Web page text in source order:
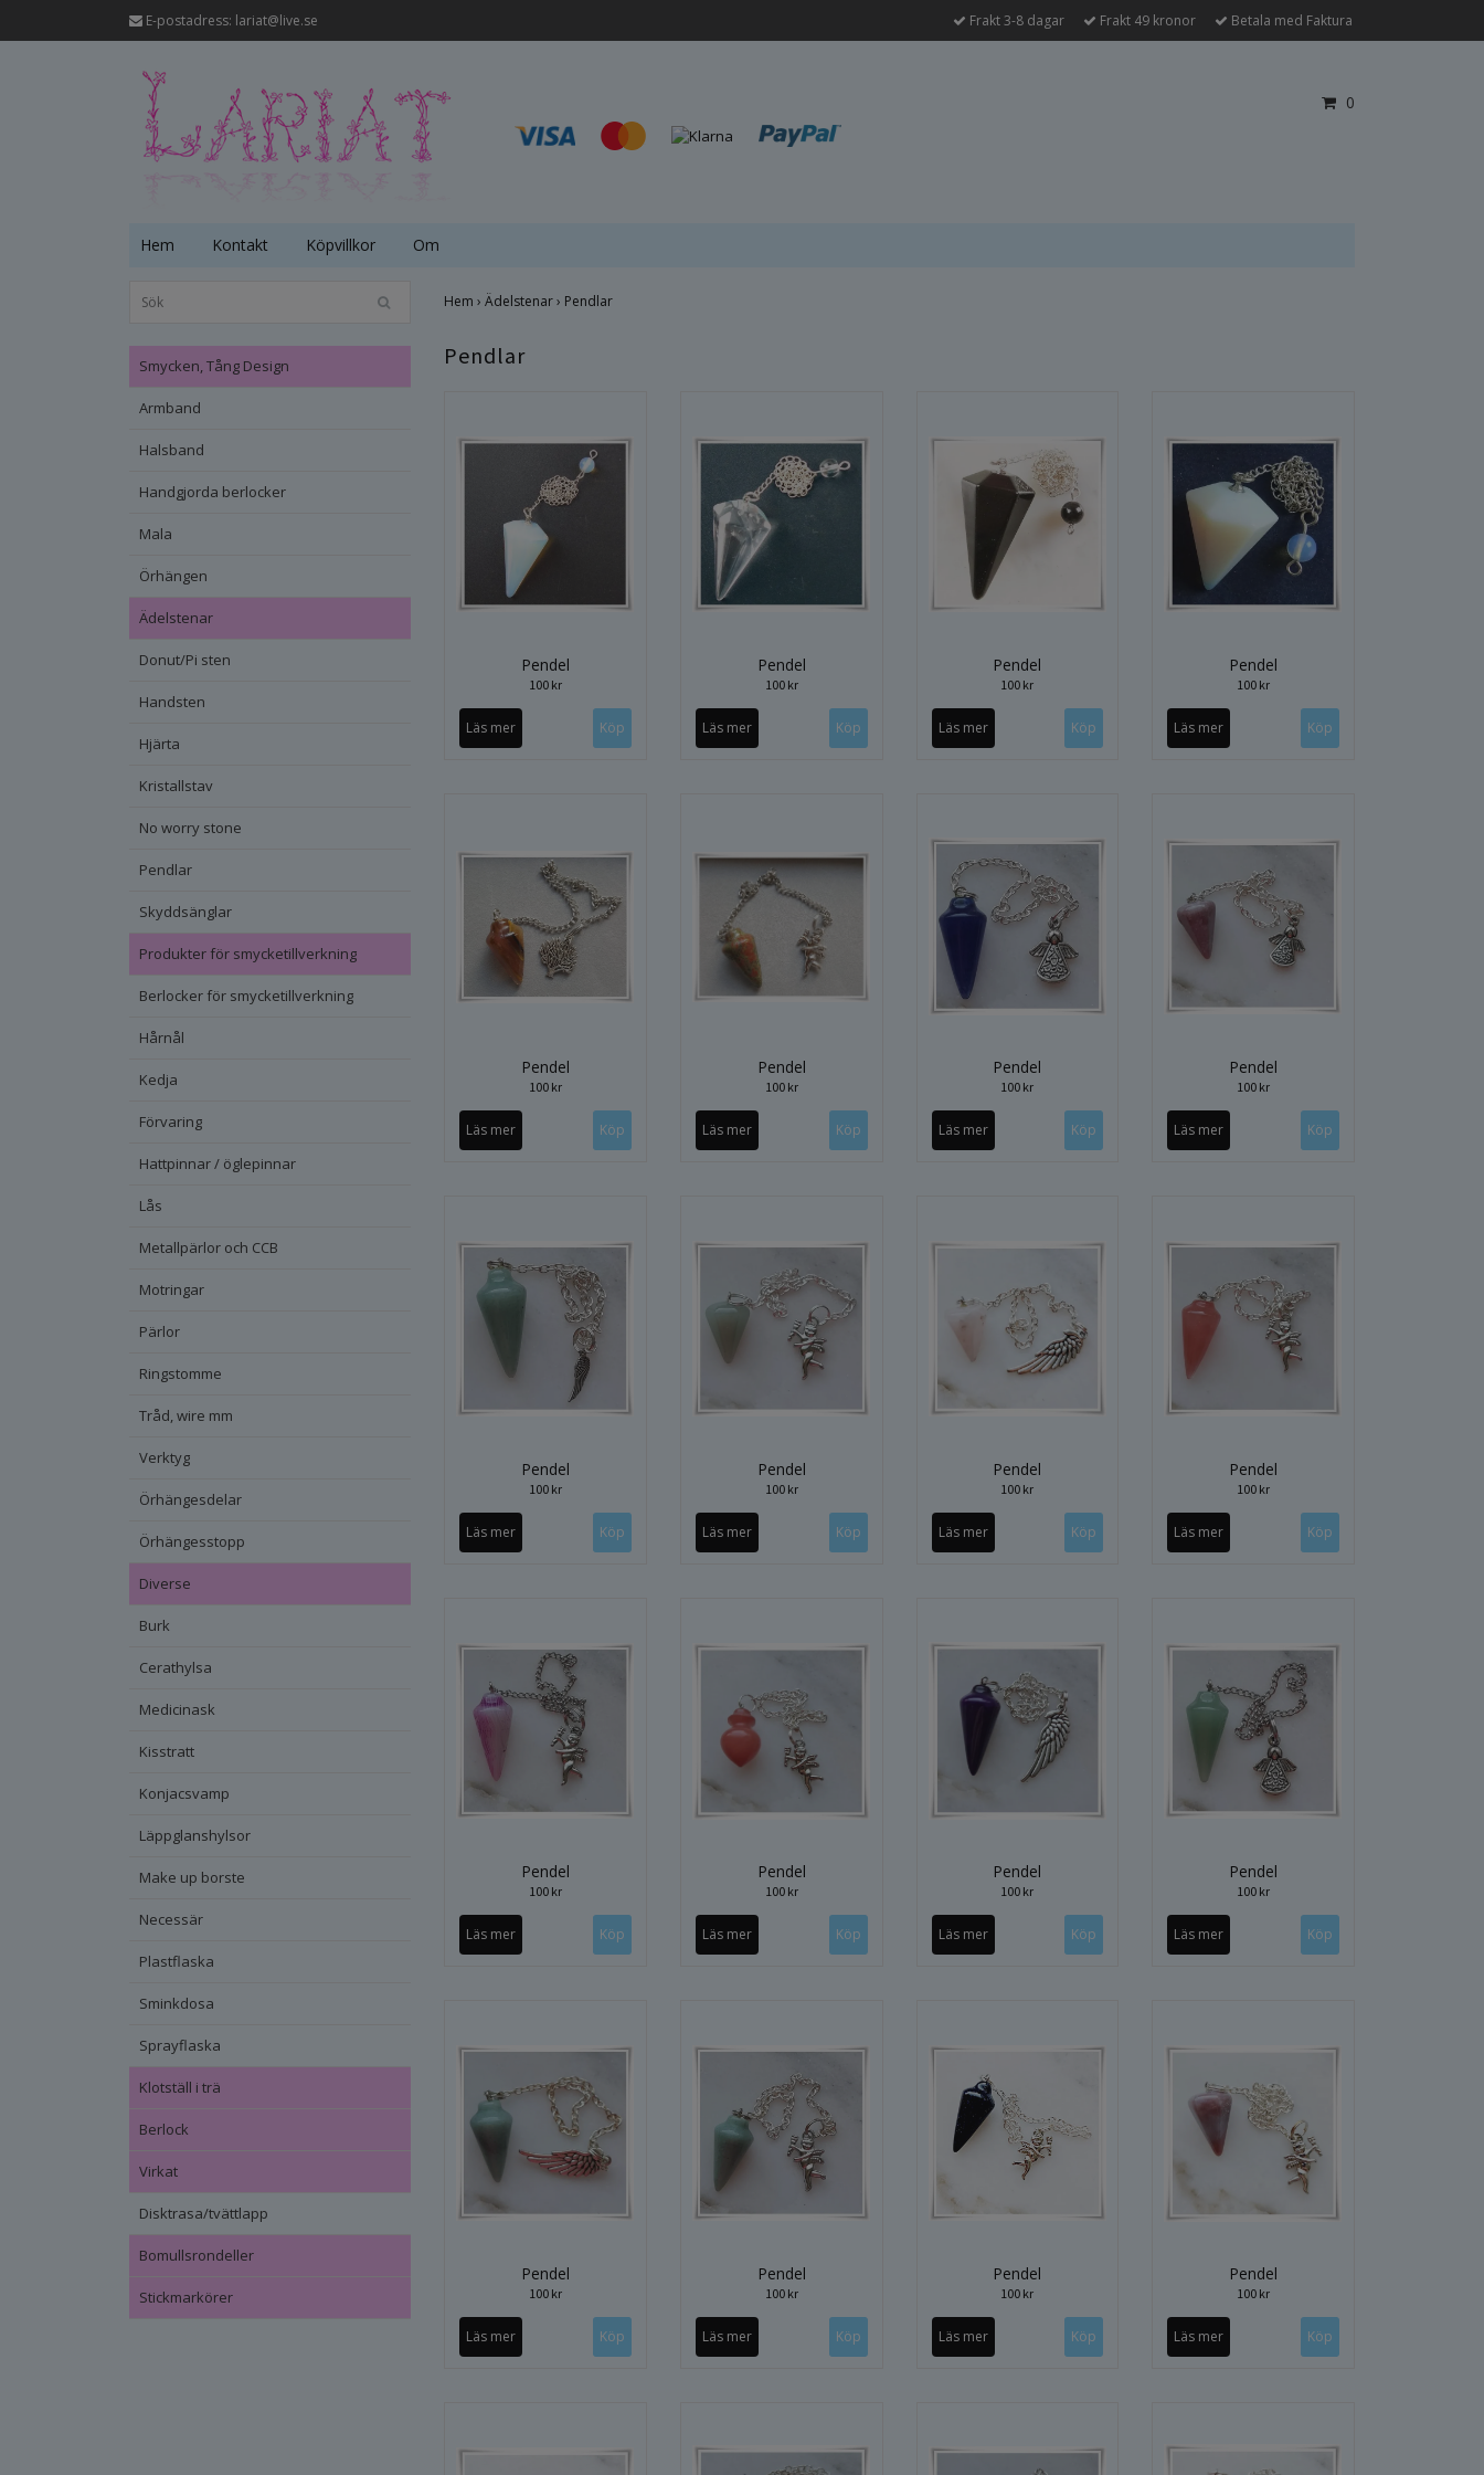
E-postadress: lariat@live.se Frakt 3-8 dagar Frakt 49 kronor Betala med Faktura
0
Hem Kontakt Köpvillkor Om
Smycken, Tång Design
Armband
Halsband
Handgjorda berlocker
Mala
Örhängen
Ädelstenar
Donut/Pi sten
Handsten
Hjärta
Kristallstav
No worry stone
Pendlar
Skyddsänglar
Produkter för smycketillverkning
Berlocker för smycketillverkning
Hårnål
Kedja
Förvaring
Hattpinnar / öglepinnar
Lås
Metallpärlor och CCB
Motringar
Pärlor
Ringstomme
Tråd, wire mm
Verktyg
Örhängesdelar
Örhängesstopp
Diverse
Burk
Cerathylsa
Medicinask
Kisstratt
Konjacsvamp
Läppglanshylsor
Make up borste
Necessär
Plastflaska
Sminkdosa
Sprayflaska
Klotställ i trä
Berlock
Virkat
Disktrasa/tvättlapp
Bomullsrondeller
Stickmarkörer
Hem › Ädelstenar› Pendlar
Pendlar
Pendel
100 kr
Läs mer
Pendel
100 kr
Läs mer
Pendel
100 kr
Läs mer
Pendel
100 kr
Läs mer
Pendel
100 kr
Läs mer
Pendel
100 kr
Läs mer
Pendel
100 kr
Läs mer
Pendel
100 kr
Läs mer
Pendel
100 kr
Läs mer
Pendel
100 kr
Läs mer
Pendel
100 kr
Läs mer
Pendel
100 kr
Läs mer
Pendel
100 kr
Läs mer
Pendel
100 kr
Läs mer
Pendel
100 kr
Läs mer
Pendel
100 kr
Läs mer
Pendel
100 kr
Läs mer
Pendel
100 kr
Läs mer
Pendel
100 kr
Läs mer
Pendel
100 kr
Läs mer